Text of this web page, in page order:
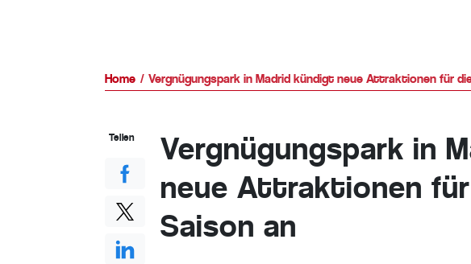
Home Vergnügungspark in Madrid kündigt neue Attraktionen für
Vergnügungspark in
neue Attraktionen
Saison an
Teilen